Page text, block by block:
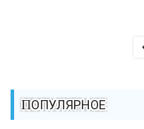
ПОПУЛЯРНОЕ